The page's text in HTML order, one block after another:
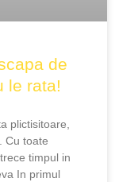
de
le rata!
plictisitoare,
Cu toate
timpul in
In primul